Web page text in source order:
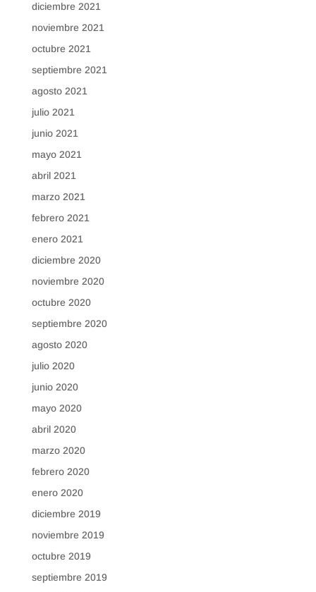
diciembre 2021
noviembre 2021
octubre 2021
septiembre 2021
agosto 2021
julio 2021
junio 2021
mayo 2021
abril 2021
marzo 2021
febrero 2021
enero 2021
diciembre 2020
noviembre 2020
octubre 2020
septiembre 2020
agosto 2020
julio 2020
junio 2020
mayo 2020
abril 2020
marzo 2020
febrero 2020
enero 2020
diciembre 2019
noviembre 2019
octubre 2019
septiembre 2019